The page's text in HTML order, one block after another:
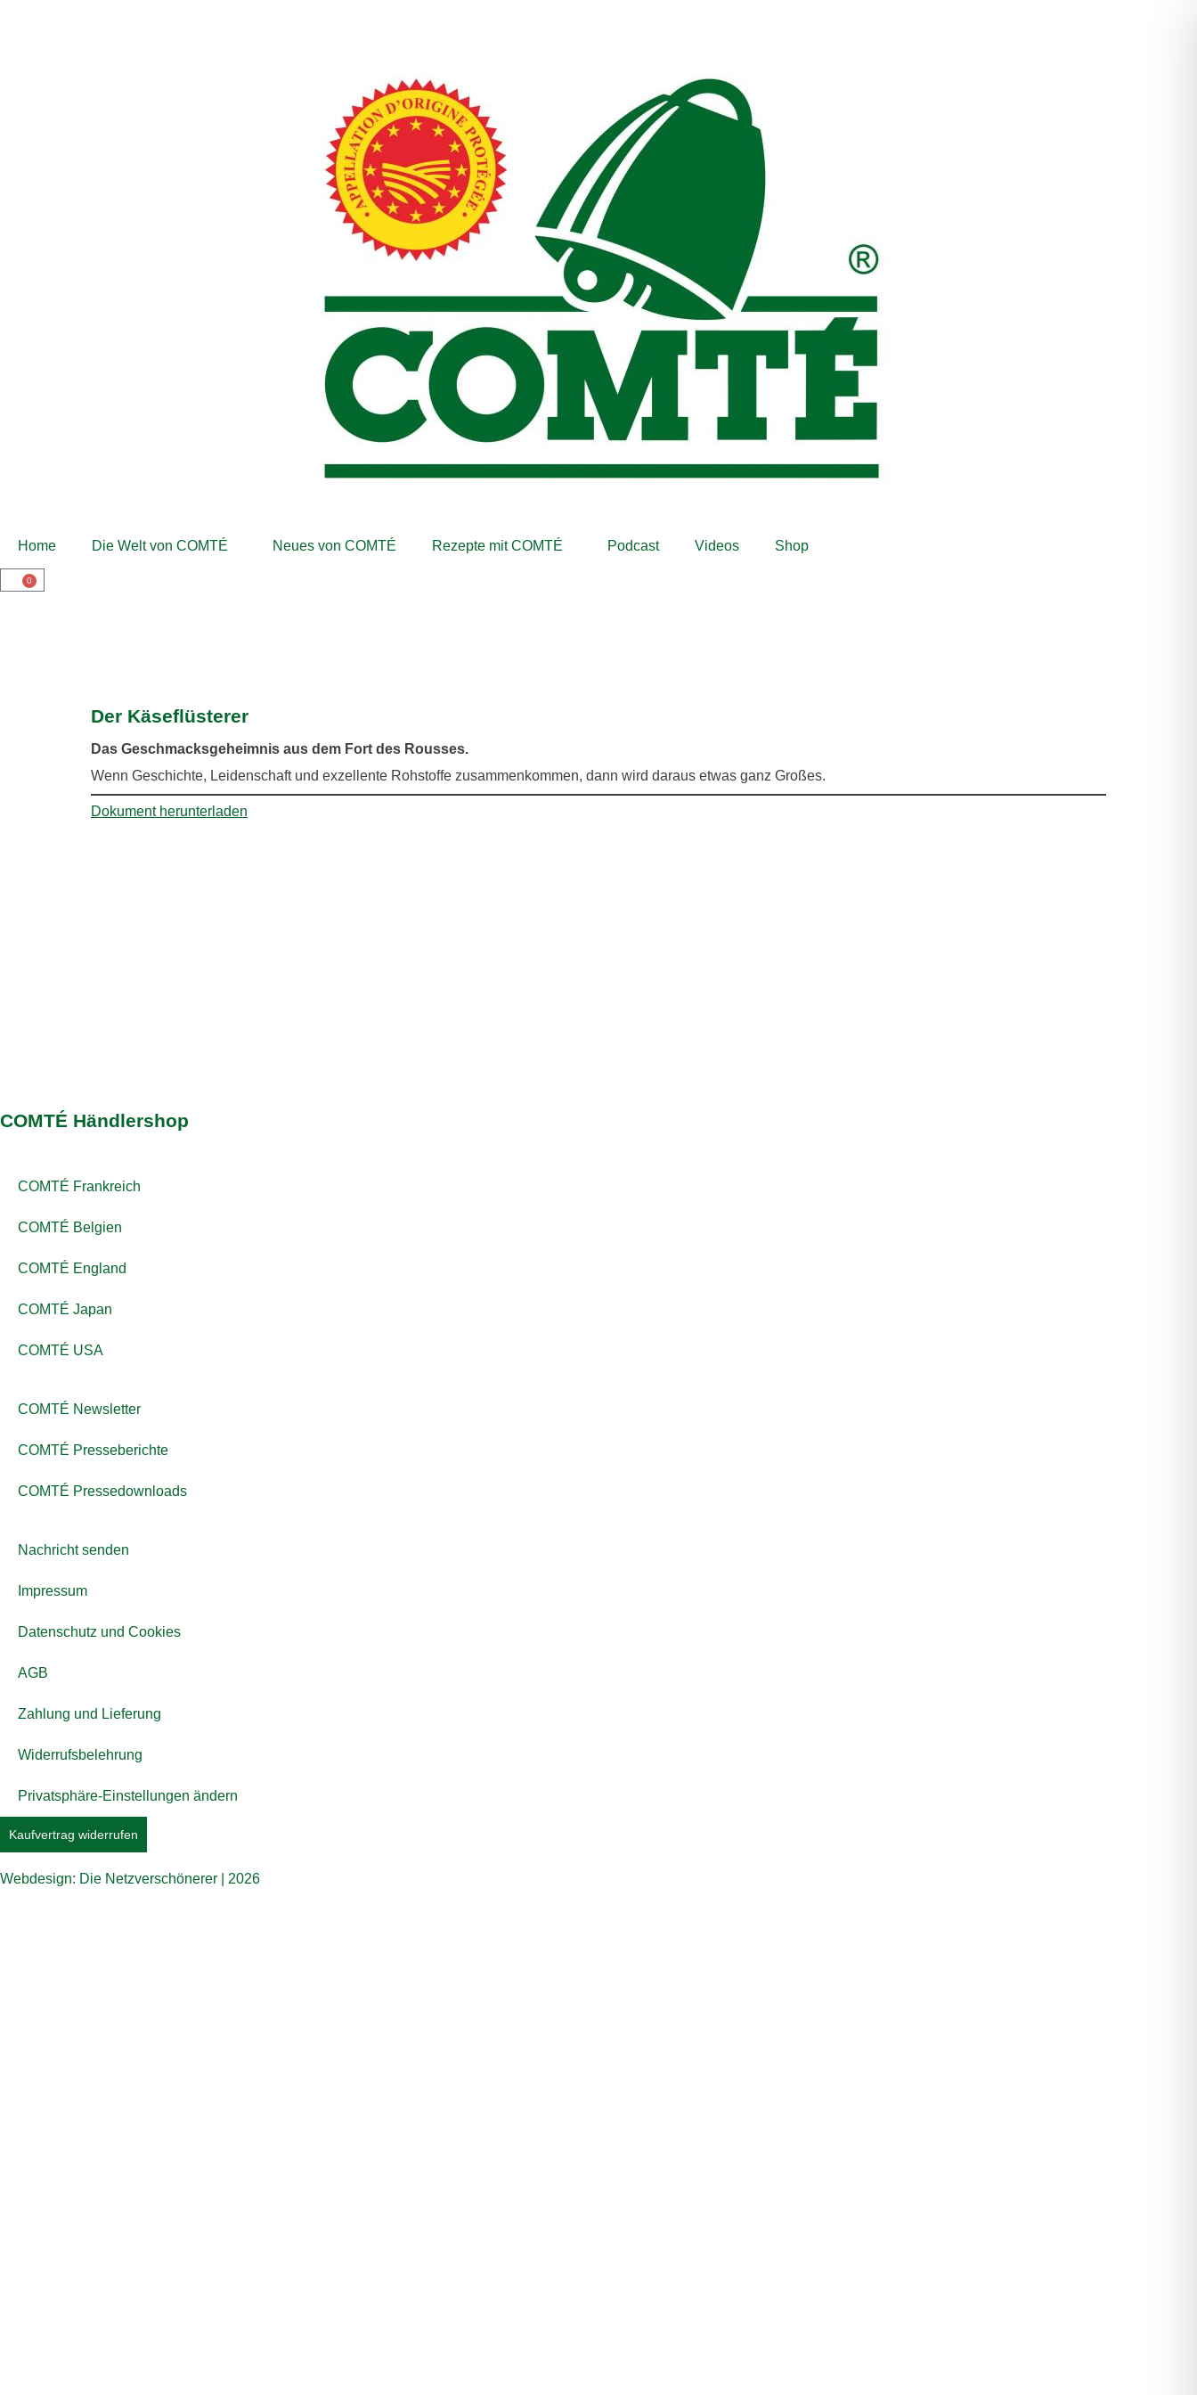
Home Die Welt von COMTÉ Neues von COMTÉ Rezepte mit COMTÉ Podcast Videos Shop
0
Der Käseflüsterer
Das Geschmacksgeheimnis aus dem Fort des Rousses.
Wenn Geschichte, Leidenschaft und exzellente Rohstoffe zusammenkommen, dann wird daraus etwas ganz Großes.
Dokument herunterladen
COMTÉ Händlershop
COMTÉ Frankreich
COMTÉ Belgien
COMTÉ England
COMTÉ Japan
COMTÉ USA
COMTÉ Newsletter
COMTÉ Presseberichte
COMTÉ Pressedownloads
Nachricht senden
Impressum
Datenschutz und Cookies
AGB
Zahlung und Lieferung
Widerrufsbelehrung
Privatsphäre-Einstellungen ändern
Kaufvertrag widerrufen
Webdesign: Die Netzverschönerer | 2026